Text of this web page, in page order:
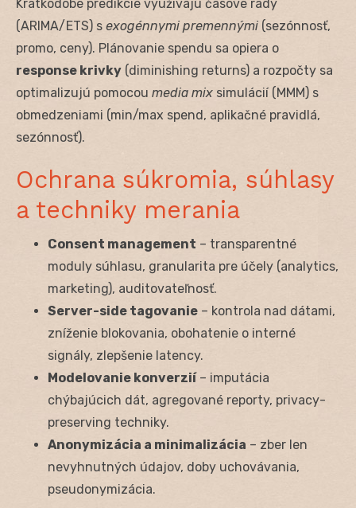
Krátkodobé predikcie využívajú časové rady
(ARIMA/ETS) s exogénnymi premennými (sezónnosť,
promo, ceny). Plánovanie spendu sa opiera o
response krivky (diminishing returns) a rozpočty sa
optimalizujú pomocou media mix simulácií (MMM) s
obmedzeniami (min/max spend, aplikačné pravidlá,
sezónnosť).
Ochrana súkromia, súhlasy
a techniky merania
Consent management – transparentné
moduly súhlasu, granularita pre účely (analytics,
marketing), auditovateľnosť.
Server-side tagovanie – kontrola nad dátami,
zníženie blokovania, obohatenie o interné
signály, zlepšenie latency.
Modelovanie konverzií– imputácia
chýbajúcich dát, agregované reporty, privacy-
preserving techniky.
Anonymizácia a minimalizácia – zber len
nevyhnutných údajov, doby uchovávania,
pseudonymizácia.